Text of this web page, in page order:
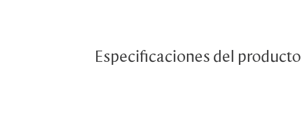
Especificaciones del producto